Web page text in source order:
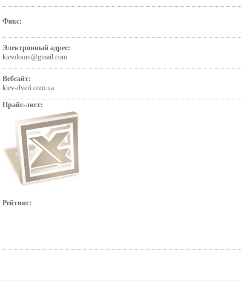
Факс:
Электронный адрес:
kievdoors@gmail.com
Вебсайт:
kiev-dveri.com.ua
Прайс-лист:
Рейтинг: